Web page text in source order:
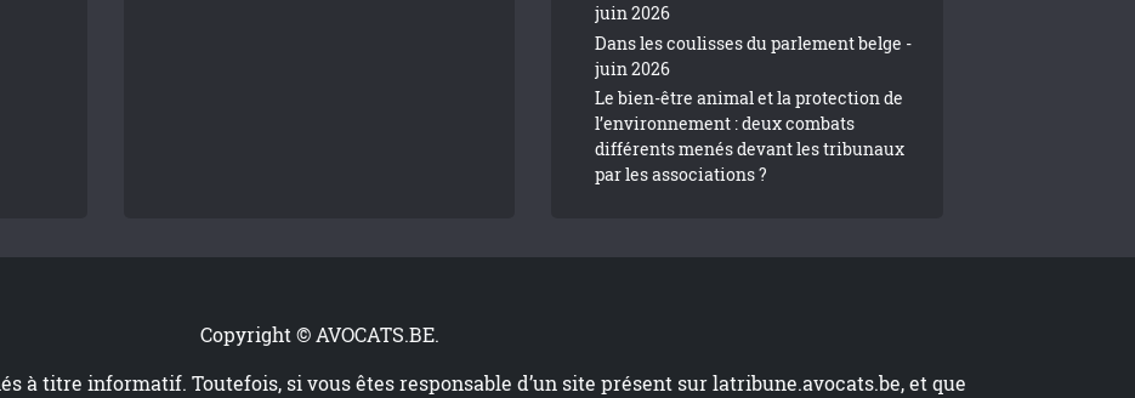
juin 2026
Dans les coulisses du parlement belge -
juin 2026
Le bien-être animal et la protection de
l’environnement : deux combats
différents menés devant les tribunaux
par les associations ?
Copyright © AVOCATS.BE.
à titre informatif. Toutefois, si vous êtes responsable d’un site présent surlatribune.avocats.be, et que